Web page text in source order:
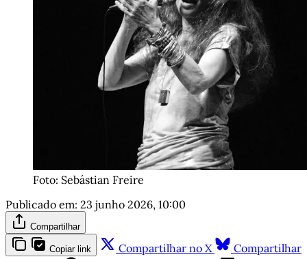
Foto: Sebástian Freire
Publicado em: 23 junho 2026, 10:00
Compartilhar
Copiar link Compartilhar no X
Compartilhar